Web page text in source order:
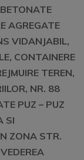
AGREGATE
VIDANJABIL,
CONTAINERE
TEREN,
NR. 88
PUZ – PUZ
SI
ZONA STR.